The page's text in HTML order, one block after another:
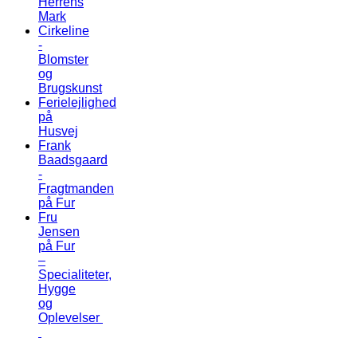
Mark
Cirkeline
-
Blomster
og
Brugskunst
Ferielejlighed
på
Husvej
Frank
Baadsgaard
-
Fragtmanden
på Fur
Fru
Jensen
på Fur
–
Specialiteter,
Hygge
og
Oplevelser